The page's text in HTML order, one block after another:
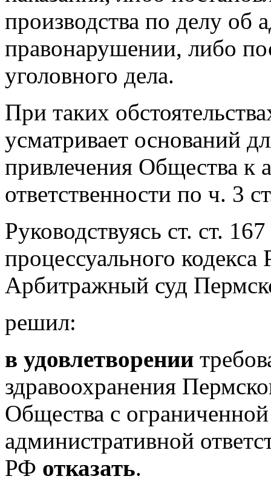
производства по делу об
правонарушении, либо
уголовного дела.
При таких
усматривает оснований
привлечения Общества к
ответственности по ч. 3
Руководствуясь ст. ст.
процессуального
Арбитражный суд
решил:
в удовлетворении
здравоохранения
Общества с
административной
РФ отказать.